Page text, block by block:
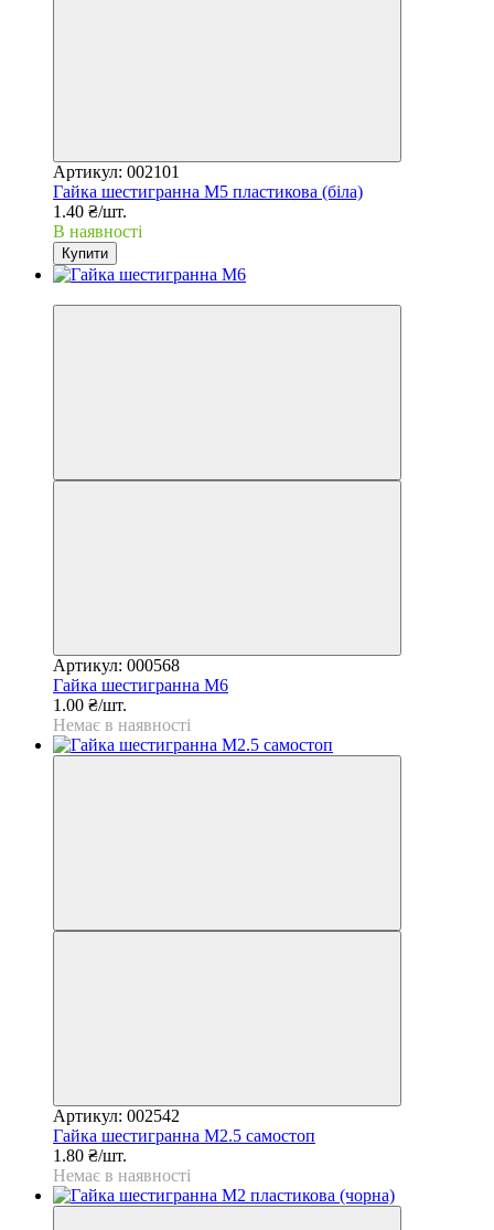
Артикул: 002101
Гайка шестигранна М5 пластикова (біла)
1.40 ₴/шт.
В наявності
Купити
Артикул: 000568
Гайка шестигранна М6
1.00 ₴/шт.
Немає в наявності
Артикул: 002542
Гайка шестигранна М2.5 самостоп
1.80 ₴/шт.
Немає в наявності